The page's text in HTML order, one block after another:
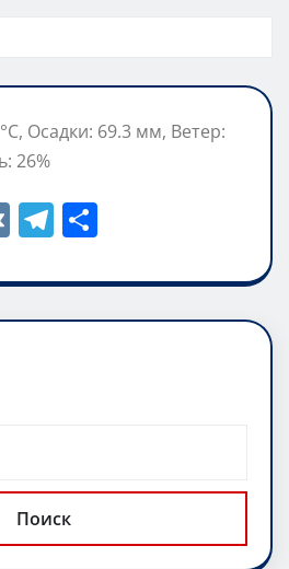
Осадки: 69.3 мм, Ветер:
26%
V T
e
gr
п
р
ь
Поиск